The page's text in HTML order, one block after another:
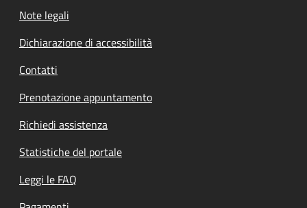
Note legali
Dichiarazione di accessibilità
Contatti
Prenotazione appuntamento
Richiedi assistenza
Statistiche del portale
Leggi le FAQ